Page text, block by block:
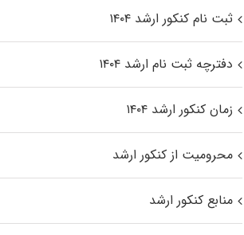
ثبت نام کنکور ارشد ۱۴۰۴
دفترچه ثبت نام ارشد ۱۴۰۴
زمان کنکور ارشد ۱۴۰۴
محرومیت از کنکور ارشد
منابع کنکور ارشد